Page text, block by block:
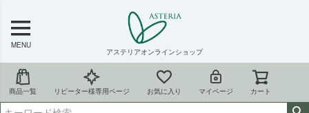
MENU
アステリアオンラインショップ
商品一覧 リピーター様専用ページ お気に入り マイページ カート